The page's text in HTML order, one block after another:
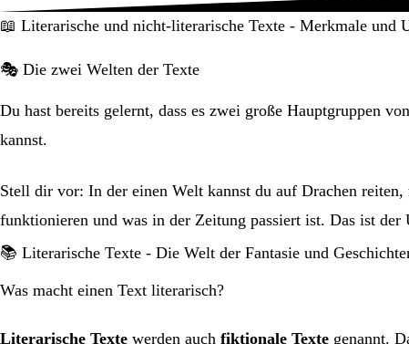
📖 Literarische und nicht-literarische Texte - Merkmale und
🎭 Die zwei Welten der Texte
Du hast bereits gelernt, dass es zwei große Hauptgruppen
kannst.
Stell dir vor: In der einen Welt kannst du auf Drachen
funktionieren und was in der Zeitung passiert ist. Das ist der
📚 Literarische Texte - Die Welt der Fantasie und
Was macht einen Text literarisch?
Literarische Texte werden auch fiktionale Texte genannt.